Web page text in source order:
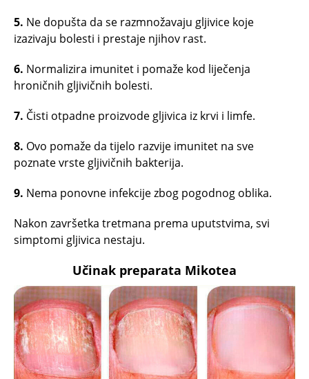
5. Ne dopušta da se razmnožavaju gljivice koje
izazivaju bolesti i prestaje njihov rast.
6. Normalizira imunitet i pomaže kod liječenja
hroničnih gljivičnih bolesti.
7. Čisti otpadne proizvode gljivica iz krvi i limfe.
8. Ovo pomaže da tijelo razvije imunitet na sve
poznate vrste gljivičnih bakterija.
9. Nema ponovne infekcije zbog pogodnog oblika.
Nakon završetka tretmana prema uputstvima, svi
simptomi gljivica nestaju.
Učinak preparata Mikotea